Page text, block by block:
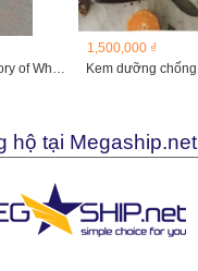
Lõi refill Cushion The History of Whoo Radiant Essence...
1,500,000 ₫
hộ tại Megaship.net